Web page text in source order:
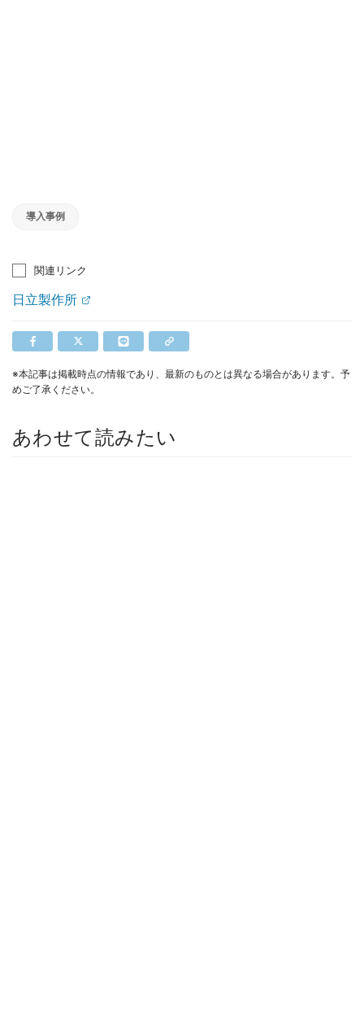
導入事例
関連リンク
日立製作所
※本記事は掲載時点の情報であり、最新のものとは異なる場合があります。予
めご了承ください。
あわせて読みたい